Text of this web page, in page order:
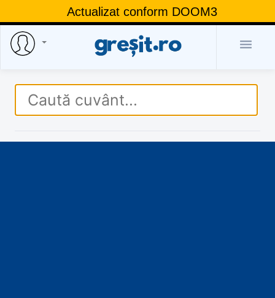
Actualizat conform DOOM3
